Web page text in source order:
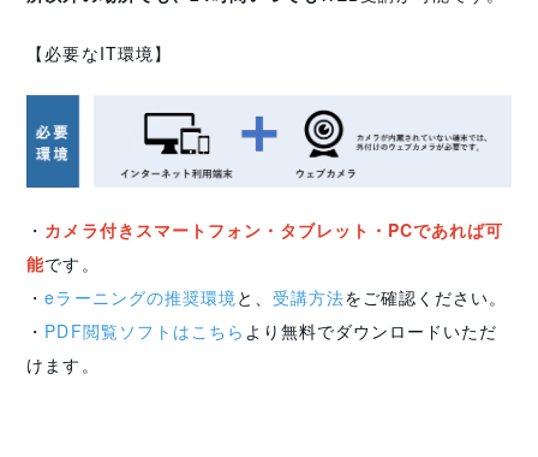
【必要なIT環境】
・ カメラ付きスマートフォン・タブレット・PCであれば可
能です。
・eラーニングの推奨環境 と、 受講方法をご確認ください。
・ PDF閲覧ソフトはこちら より無料でダウンロードいただ
けます。